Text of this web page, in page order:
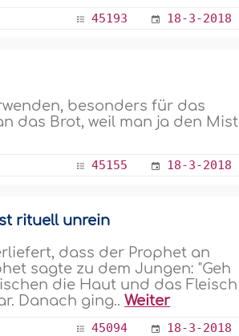
45193 18-3-2018
besonders für das
das Brot, weil man ja den Mist
45155 18-3-2018
rituell unrein
dass der Prophet an
sagte zu dem Jungen: "Geh
die Haut und das Fleisch
Danach ging..Weiter
45094 18-3-2018